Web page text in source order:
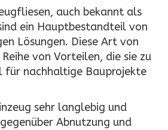
auch bekannt als
ein Hauptbestandteil von
Lösungen. Diese Art von
von Vorteilen, die sie zu
für nachhaltige Bauprojekte
sehr langlebig und
Abnutzung und